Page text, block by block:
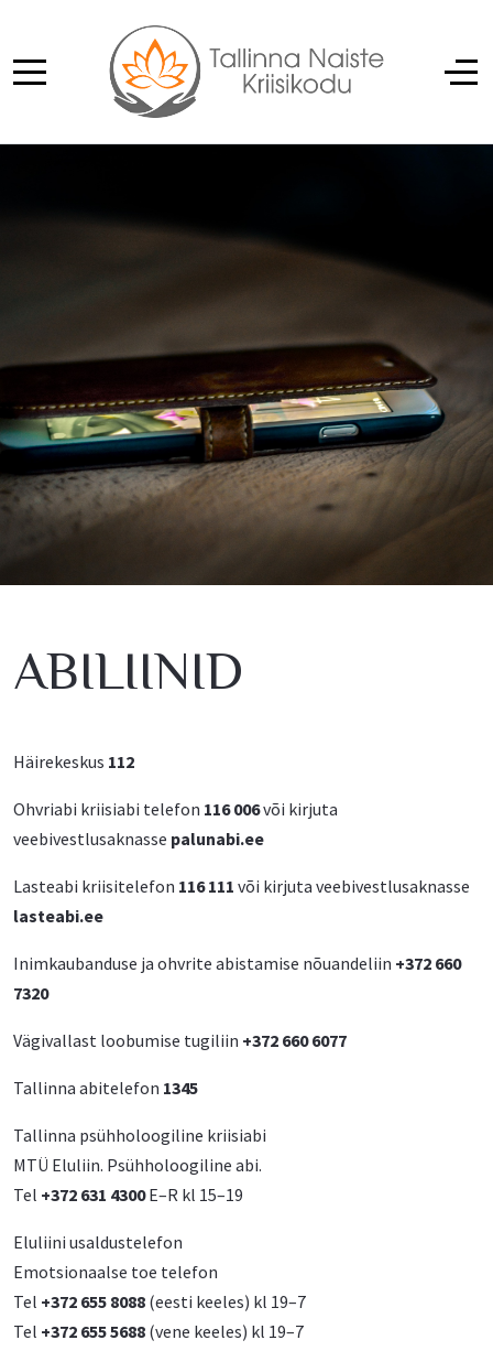
ABILIINID
Häirekeskus 112
Ohvriabi kriisiabi telefon 116 006või kirjuta
veebivestlusaknasse palunabi.ee
Lasteabi kriisitelefon 116 111 või kirjuta veebivestlusaknasse
lasteabi.ee
Inimkaubanduse ja ohvrite abistamise nõuandeliin +372 660
7320
Vägivallast loobumise tugiliin +372 660 6077
Tallinna abitelefon 1345
Tallinna psühholoogiline kriisiabi
MTÜ Eluliin. Psühholoogiline abi.
Tel +372 631 4300E–R kl 15–19
Eluliini usaldustelefon
Emotsionaalse toe telefon
Tel +372 655 8088 (eesti keeles) kl 19–7
Tel +372 655 5688 (vene keeles) kl 19–7